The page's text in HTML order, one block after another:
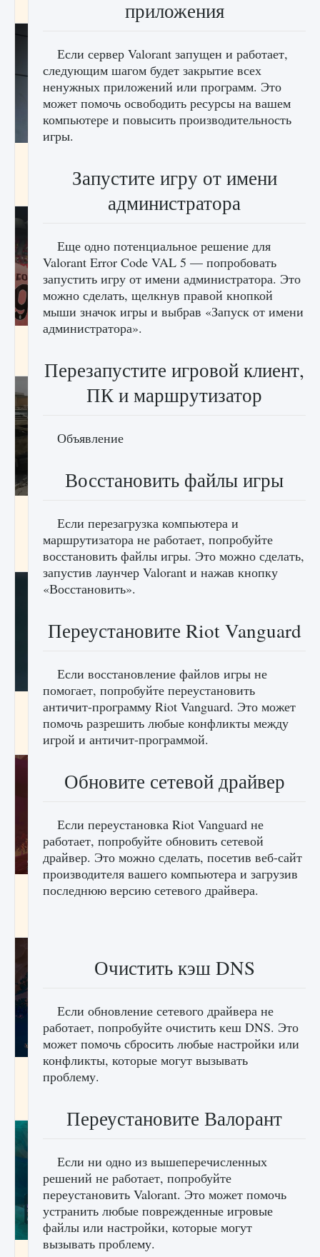
2 711 0
2 096
Входят ли «Милан» и «Интер» в EA FC 25
1
пользовательского интерфейса Delta
Force Hawk Ops
9 августа 2024 1 945 0 0
Как проверить статус сервера Delta Force
9 августа 2024 1 286 0
Как приручить существ джунглей Нари в
игре Creatures of Ava
Как разблокировать заклинание Крист в
Creatures of Ava
Как приручить существ из степей Тамура в
приложения
Если сервер Valorant запущен и работает,
следующим шагом будет закрытие всех
ненужных приложений или программ. Это
может помочь освободить ресурсы на вашем
компьютере и повысить производительность
игры.
Запустите игру от имени
администратора
Еще одно потенциальное решение для
Valorant Error Code VAL 5 — попробовать
запустить игру от имени администратора. Это
можно сделать, щелкнув правой кнопкой
мыши значок игры и выбрав «Запуск от имени
администратора».
Перезапустите игровой клиент,
ПК и маршрутизатор
Объявление
Восстановить файлы игры
Если перезагрузка компьютера и
маршрутизатора не работает, попробуйте
восстановить файлы игры. Это можно сделать,
запустив лаунчер Valorant и нажав кнопку
«Восстановить».
Переустановите Riot Vanguard
Если восстановление файлов игры не
помогает, попробуйте переустановить
античит-программу Riot Vanguard. Это может
помочь разрешить любые конфликты между
игрой и античит-программой.
Обновите сетевой драйвер
Если переустановка Riot Vanguard не
работает, попробуйте обновить сетевой
драйвер. Это можно сделать, посетив веб-сайт
производителя вашего компьютера и загрузив
последнюю версию сетевого драйвера.
Очистить кэш DNS
Если обновление сетевого драйвера не
работает, попробуйте очистить кеш DNS. Это
может помочь сбросить любые настройки или
конфликты, которые могут вызывать
проблему.
Переустановите Валорант
Если ни одно из вышеперечисленных
решений не работает, попробуйте
переустановить Valorant. Это может помочь
устранить любые поврежденные игровые
файлы или настройки, которые могут
вызывать проблему.